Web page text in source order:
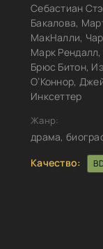
Себастиан
Бакалова,
МакНалли,
Марк
Брюс Битон,
О’Коннор,
Инксеттер
Жанр:
драма,
Качество: